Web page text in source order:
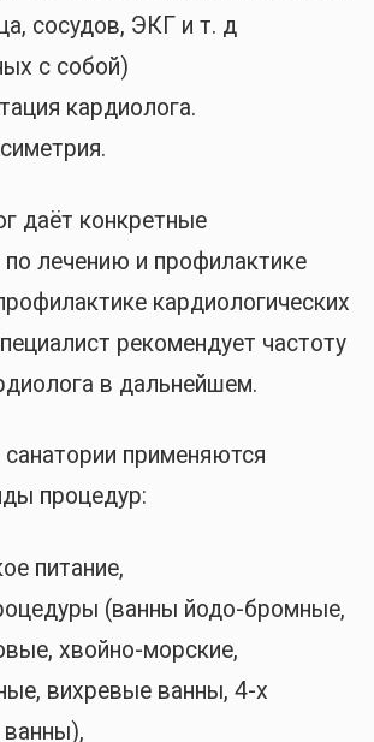
сосудов, ЭКГ и т. д
с собой)
кардиолога.
даёт конкретные
лечению и профилактике
кардиологических
рекомендует частоту
в дальнейшем.
применяются
процедур:
питание,
(ванны йодо-бромные,
хвойно-морские,
вихревые ванны, 4-х